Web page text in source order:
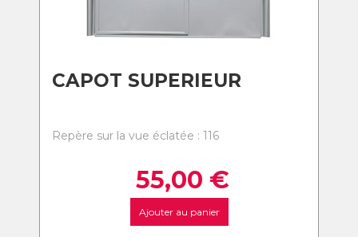
CAPOT SUPERIEUR
Repère sur la vue éclatée : 116
55,00 €
Ajouter au panier